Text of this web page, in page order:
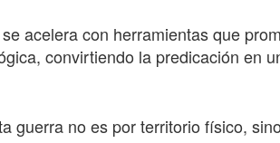
acelera con herramientas que
convirtiendo la predicación en
guerra no es por territorio físico,